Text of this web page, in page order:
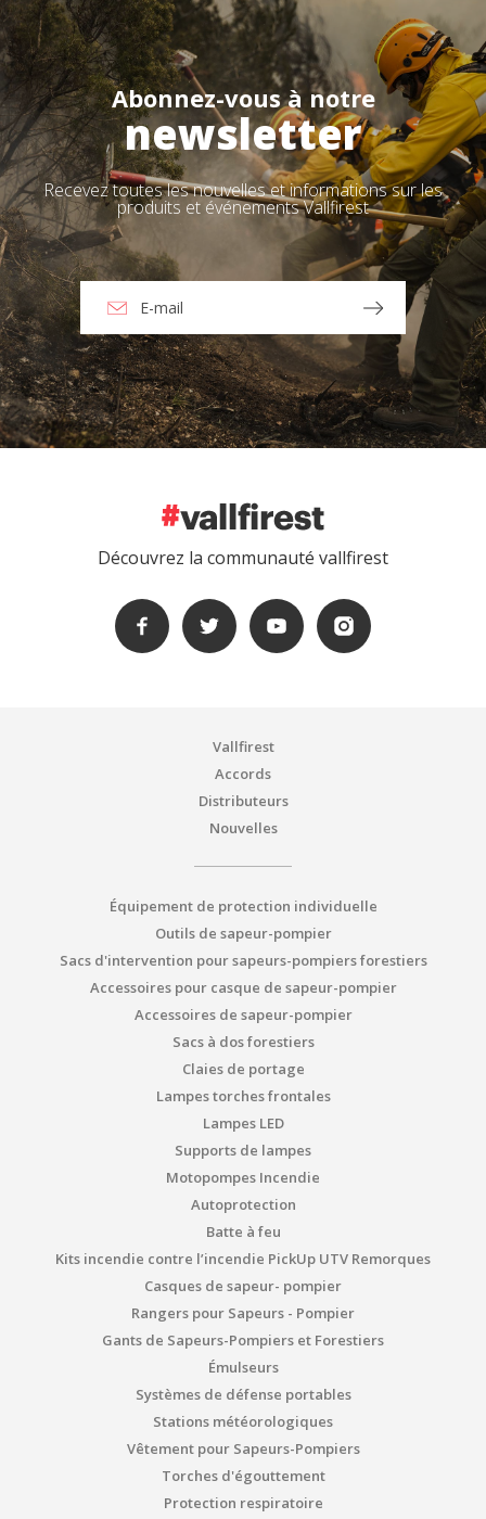
Abonnez-vous à notre
newsletter
Recevez toutes les nouvelles et informations sur les
produits et événements Vallfirest
Découvrez la communauté vallfirest
Vallfirest
Accords
Distributeurs
Nouvelles
Équipement de protection individuelle
Outils de sapeur-pompier
Sacs d'intervention pour sapeurs-pompiers forestiers
Accessoires pour casque de sapeur-pompier
Accessoires de sapeur-pompier
Sacs à dos forestiers
Claies de portage
Lampes torches frontales
Lampes LED
Supports de lampes
Motopompes Incendie
Autoprotection
Batte à feu
Kits incendie contre l’incendie PickUp UTV Remorques
Casques de sapeur- pompier
Rangers pour Sapeurs - Pompier
Gants de Sapeurs-Pompiers et Forestiers
Émulseurs
Systèmes de défense portables
Stations météorologiques
Vêtement pour Sapeurs-Pompiers
Torches d'égouttement
Protection respiratoire